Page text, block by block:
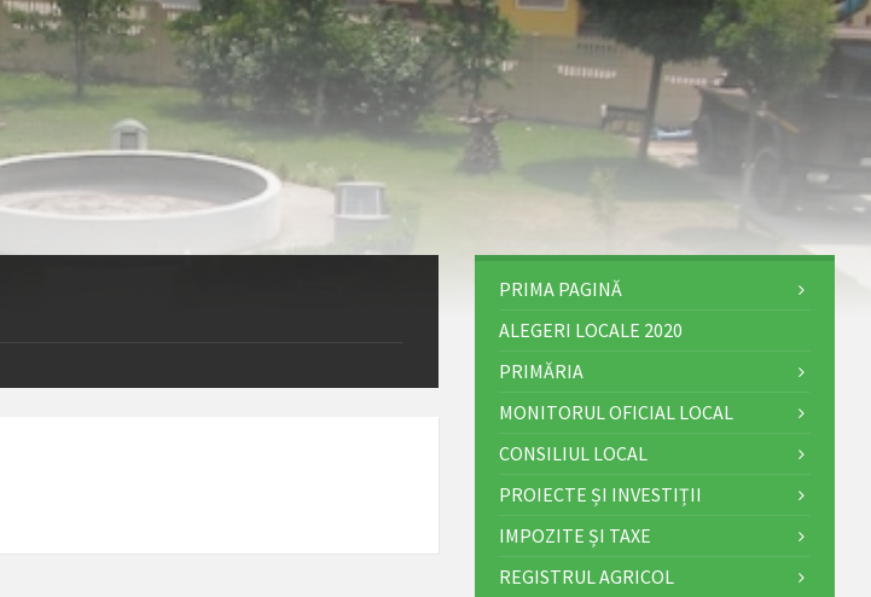
PRIMA PAGINĂ
ALEGERI LOCALE 2020
PRIMĂRIA
MONITORUL OFICIAL LOCAL
CONSILIUL LOCAL
PROIECTE ȘI INVESTIȚII
IMPOZITE ȘI TAXE
REGISTRUL AGRICOL